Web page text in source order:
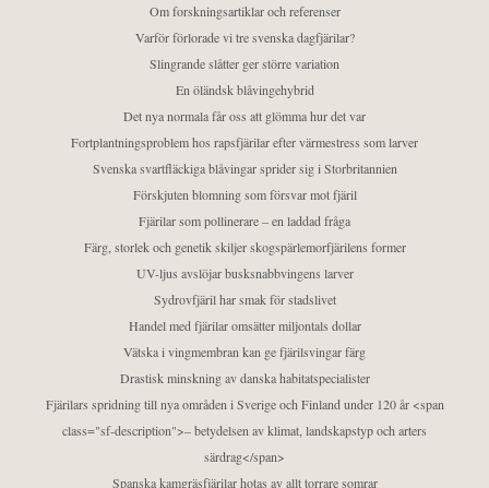
Om forskningsartiklar och referenser
Varför förlorade vi tre svenska dagfjärilar?
Slingrande slåtter ger större variation
En öländsk blåvingehybrid
Det nya normala får oss att glömma hur det var
Fortplantningsproblem hos rapsfjärilar efter värmestress som larver
Svenska svartfläckiga blåvingar sprider sig i Storbritannien
Förskjuten blomning som försvar mot fjäril
Fjärilar som pollinerare – en laddad fråga
Färg, storlek och genetik skiljer skogspärlemorfjärilens former
UV-ljus avslöjar busksnabbvingens larver
Sydrovfjäril har smak för stadslivet
Handel med fjärilar omsätter miljontals dollar
Vätska i vingmembran kan ge fjärilsvingar färg
Drastisk minskning av danska habitatspecialister
Fjärilars spridning till nya områden i Sverige och Finland under 120 år <span
class="sf-description">– betydelsen av klimat, landskapstyp och arters
särdrag</span>
Spanska kamgräsfjärilar hotas av allt torrare somrar